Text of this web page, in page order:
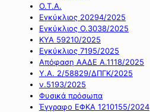
Ο.Τ.Α.
Εγκύκλιος 20294/2025
Εγκύκλιος Ο.3038/2025
ΚΥΑ 59210/2025
Εγκύκλιος 7195/2025
Απόφαση ΑΑΔΕ Α.1118/2025
Υ.Α. 2/58829/ΔΠΓΚ/2025
ν.5193/2025
Φυσικά πρόσωπα
Έγγραφο ΕΦΚΑ 1210155/2024